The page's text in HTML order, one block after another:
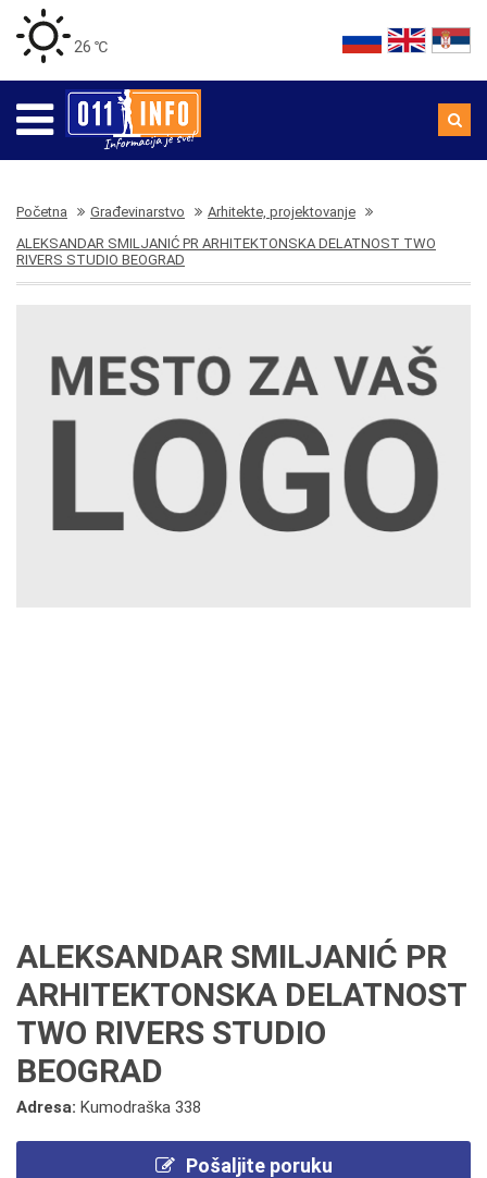
26 ℃
Početna Građevinarstvo
Arhitekte, projektovanje
ALEKSANDAR SMILJANIĆ PR ARHITEKTONSKA DELATNOST TWO
RIVERS STUDIO BEOGRAD
ALEKSANDAR SMILJANIĆ PR
ARHITEKTONSKA DELATNOST
TWO RIVERS STUDIO
BEOGRAD
Adresa: Kumodraška 338
Pošaljite poruku